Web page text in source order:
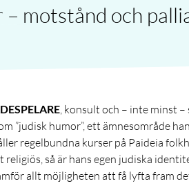
– motstånd och
, konsult och – inte minst
”judisk humor”, ett ämnesområde
regelbundna kurser på Paideia
religiös, så är hans egen judiska
allt möjligheten att få lyfta fram